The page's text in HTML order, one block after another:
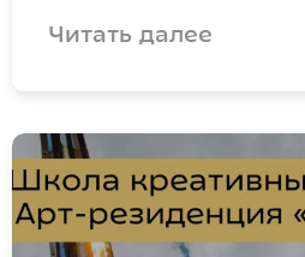
Читать далее